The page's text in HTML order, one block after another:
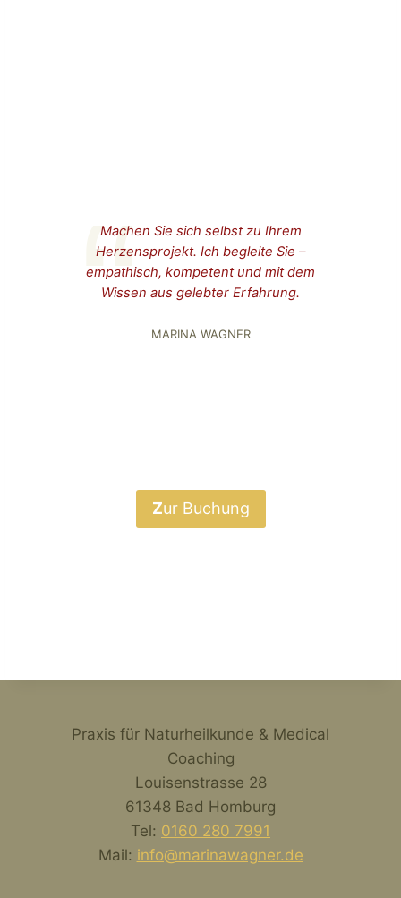
Machen Sie sich selbst zu Ihrem
Herzensprojekt. Ich begleite Sie –
empathisch, kompetent und mit dem
Wissen aus gelebter Erfahrung.
MARINA WAGNER
Zur Buchung
Praxis für Naturheilkunde & Medical
Coaching
Louisenstrasse 28
61348 Bad Homburg
Tel: 0160 280 7991
Mail: info@marinawagner.de